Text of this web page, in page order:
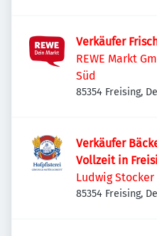
Verkäufer
REWE Markt
Süd
85354 Freising,
Verkäufer
Vollzeit in
Ludwig
85354 Freising,